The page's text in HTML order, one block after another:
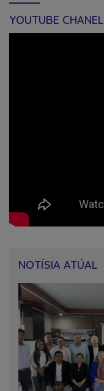
YOUTUBE CHANEL
NOTÍSIA ATÚAL